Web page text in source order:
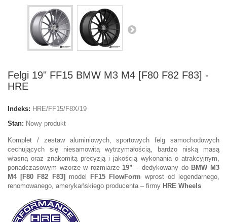
Felgi 19" FF15 BMW M3 M4 [F80 F82 F83] -
HRE
Indeks: HRE/FF15/F8X/19
Stan: Nowy produkt
Komplet / zestaw aluminiowych, sportowych felg samochodowych
cechujących się niesamowitą wytrzymałością, bardzo niską masą
własną oraz znakomitą precyzją i jakością wykonania o atrakcyjnym,
ponadczasowym wzorze w rozmiarze19” – dedykowany do BMW M3
M4 [F80 F82 F83]
model FF15 FlowForm wprost od legendarnego,
renomowanego, amerykańskiego producenta – firmy HRE Wheels